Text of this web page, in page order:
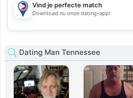
💕
Vind je perfecte match
Download nu onze dating-app!
Dating Man Tennessee